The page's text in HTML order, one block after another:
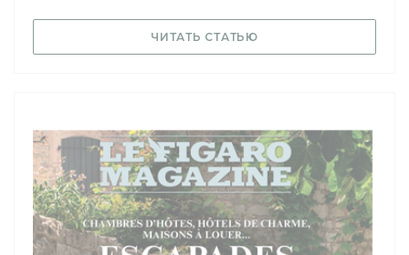
de petit-lait. Nous prenons également des œufs, des
noix , des radis, des courgettes, une rougette, des
accompagnée de faisselle et de noix.
ЧИТАТЬ СТАТЬЮ((ОТКРЫВАЕТСЯ В